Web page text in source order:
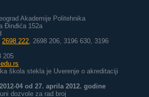
Akademije Politehnika
Đinđića 152a
2698 222, 2698 206, 3196 630, 3196
205
škola stekla je Uverenje o akreditaciji
04 od 27. aprila 2012. godine
dozvole za rad broj